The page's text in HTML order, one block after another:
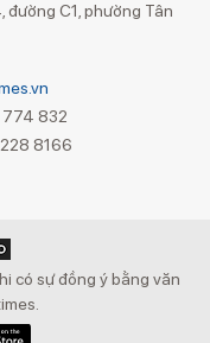
đường C1, phường Tân
832
8166
có sự đồng ý bằng văn